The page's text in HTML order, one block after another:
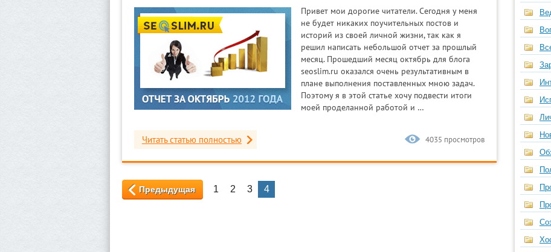
Привет мои дорогие читатели. Сегодня у меня
не будет никаких поучительных постов и
историй из своей личной жизни, так как я
решил написать небольшой отчет за прошлый
месяц. Прошедший месяц октябрь для блога
seoslim.ru оказался очень результативным в
плане выполнения поставленных мною задач.
Поэтому я в этой статье хочу подвести итоги
моей проделанной работой и …
Читать статью полностью 4035 просмотров
Предыдущая 1 2 3 4